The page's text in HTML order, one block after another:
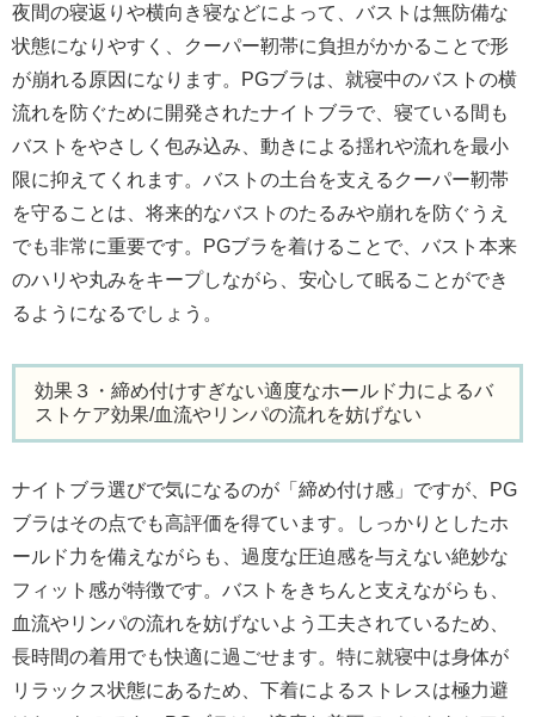
夜間の寝返りや横向き寝などによって、バストは無防備な
状態になりやすく、クーパー靭帯に負担がかかることで形
が崩れる原因になります。PGブラは、就寝中のバストの横
流れを防ぐために開発されたナイトブラで、寝ている間も
バストをやさしく包み込み、動きによる揺れや流れを最小
限に抑えてくれます。バストの土台を支えるクーパー靭帯
を守ることは、将来的なバストのたるみや崩れを防ぐうえ
でも非常に重要です。PGブラを着けることで、バスト本来
のハリや丸みをキープしながら、安心して眠ることができ
るようになるでしょう。
効果３・締め付けすぎない適度なホールド力によるバ
ストケア効果/血流やリンパの流れを妨げない
ナイトブラ選びで気になるのが「締め付け感」ですが、PG
ブラはその点でも高評価を得ています。しっかりとしたホ
ールド力を備えながらも、過度な圧迫感を与えない絶妙な
フィット感が特徴です。バストをきちんと支えながらも、
血流やリンパの流れを妨げないよう工夫されているため、
長時間の着用でも快適に過ごせます。特に就寝中は身体が
リラックス状態にあるため、下着によるストレスは極力避